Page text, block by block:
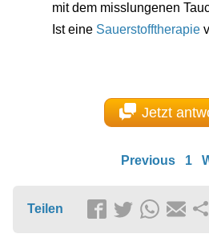
mit dem misslungenen
Ist eine Sauerstofftherapie
Jetzt
Previous 1
Teilen